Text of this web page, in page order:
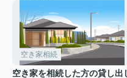
空き家相続
空き家を相続した方の貸し出